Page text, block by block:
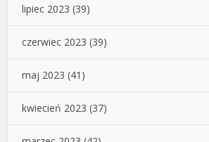
lipiec 2023 (39)
czerwiec 2023 (39)
maj 2023 (41)
kwiecień 2023 (37)